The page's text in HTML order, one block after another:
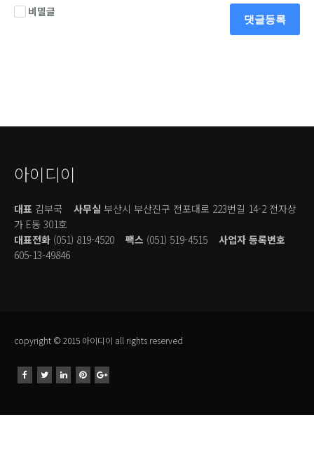
비밀글
댓글등록
아이디이
대표 김부국 사무실 부산시 부산진구 전포대로 223번길 14-2 전자상
가 E동 301호
대표전화 (051) 819-4520 팩스 (051) 519-4515 사업자 등록번호
605-13-49846
copyright © 2015 아이디이 all rights reserved